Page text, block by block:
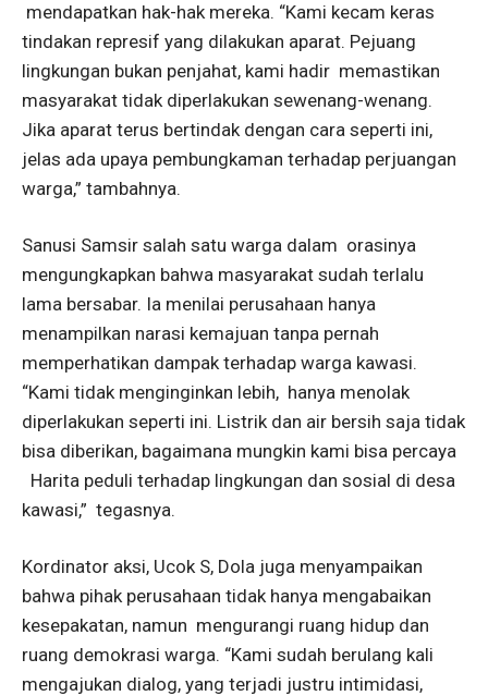
mendapatkan hak-hak mereka. “Kami kecam keras
tindakan represif yang dilakukan aparat. Pejuang
lingkungan bukan penjahat, kami hadir memastikan
masyarakat tidak diperlakukan sewenang-wenang.
Jika aparat terus bertindak dengan cara seperti ini,
jelas ada upaya pembungkaman terhadap perjuangan
warga,” tambahnya.
Sanusi Samsir salah satu warga dalam orasinya
mengungkapkan bahwa masyarakat sudah terlalu
lama bersabar. Ia menilai perusahaan hanya
menampilkan narasi kemajuan tanpa pernah
memperhatikan dampak terhadap warga kawasi.
“Kami tidak menginginkan lebih, hanya menolak
diperlakukan seperti ini. Listrik dan air bersih saja tidak
bisa diberikan, bagaimana mungkin kami bisa percaya
Harita peduli terhadap lingkungan dan sosial di desa
kawasi,” tegasnya.
Kordinator aksi, Ucok S, Dola juga menyampaikan
bahwa pihak perusahaan tidak hanya mengabaikan
kesepakatan, namun mengurangi ruang hidup dan
ruang demokrasi warga. “Kami sudah berulang kali
mengajukan dialog, yang terjadi justru intimidasi,